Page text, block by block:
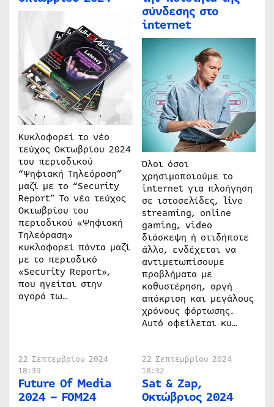
Κυκλοφορεί το νέο
τεύχος Οκτωβρίου 2024
του περιοδικού
“Ψηφιακή Τηλεόραση”
μαζί με το “Security
Report” Το νέο τεύχος
Οκτωβρίου του
περιοδικού «Ψηφιακή
Τηλεόραση»
κυκλοφορεί πάντα μαζί
με το περιοδικό
«Security Report»,
που ηγείται στην
αγορά τω…
σύνδεσης στο
internet
Όλοι όσοι
χρησιμοποιούμε το
internet για πλοήγηση
σε ιστοσελίδες, live
streaming, online
gaming, video
διάσκεψη ή οτιδήποτε
άλλο, ενδέχεται να
αντιμετωπίσουμε
προβλήματα με
καθυστέρηση, αργή
απόκριση και μεγάλους
χρόνους φόρτωσης.
Αυτό οφείλεται κυ…
22 Σεπτεμβρίου 2024
18:39
Future Of Media
2024 – FOM24
22 Σεπτεμβρίου 2024
18:32
Sat & Zap,
Οκτώβριος 2024